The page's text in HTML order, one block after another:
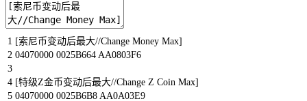
1
2
3
4
5
[索尼币变动后最大//Change Money Max]
04070000 0025B664 AA0803F6
[特级Z金币变动后最大//Change Z Coin Max]
04070000 0025B6B8 AA0A03E9